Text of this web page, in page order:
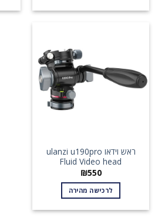
ראש וידאו ulanzi u190pro
Fluid Video head
₪550
לרכישה מהירה